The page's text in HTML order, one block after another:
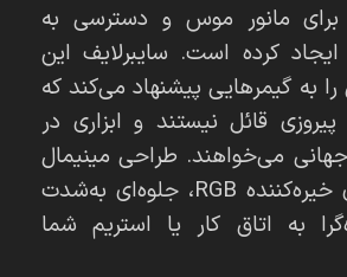
برای مانور موس و دسترسی به
کرده است. سایبرلایف این
به گیمرهایی پیشنهاد می‌کند که
قائل نیستند و ابزاری در
می‌خواهند. طراحی مینیمال
در کنار نورپردازی خیره‌کننده RGB، جلوه‌ای به‌شدت
به اتاق کار یا استریم شما